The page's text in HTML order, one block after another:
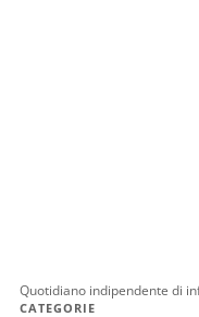
Quotidiano indipendente di
CATEGORIE